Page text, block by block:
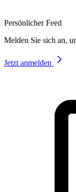
Persönlicher Feed
Melden Sie sich an,
Jetzt anmelden